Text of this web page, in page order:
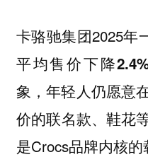
卡骆驰集团2025年
平均售价下降2.4%
象，年轻人仍愿意
价的联名款、鞋花
是Crocs品牌内核的